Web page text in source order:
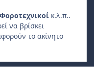
Φοροτεχνικοί κ.λ.π..
να βρίσκει
το ακίνητο